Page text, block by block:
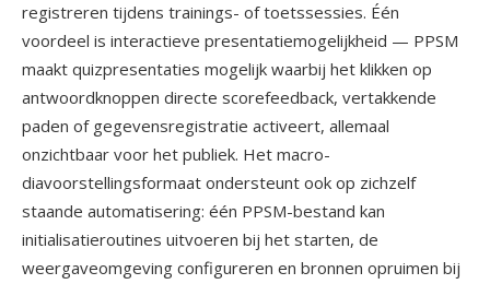
registreren tijdens trainings- of toetssessies. Één
voordeel is interactieve presentatiemogelijkheid — PPSM
maakt quizpresentaties mogelijk waarbij het klikken op
antwoordknoppen directe scorefeedback, vertakkende
paden of gegevensregistratie activeert, allemaal
onzichtbaar voor het publiek. Het macro-
diavoorstellingsformaat ondersteunt ook op zichzelf
staande automatisering: één PPSM-bestand kan
initialisatieroutines uitvoeren bij het starten, de
weergaveomgeving configureren en bronnen opruimen bij